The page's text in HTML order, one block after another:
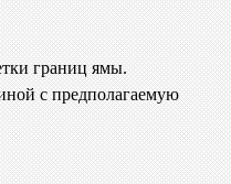
границ ямы.
с предполагаемую